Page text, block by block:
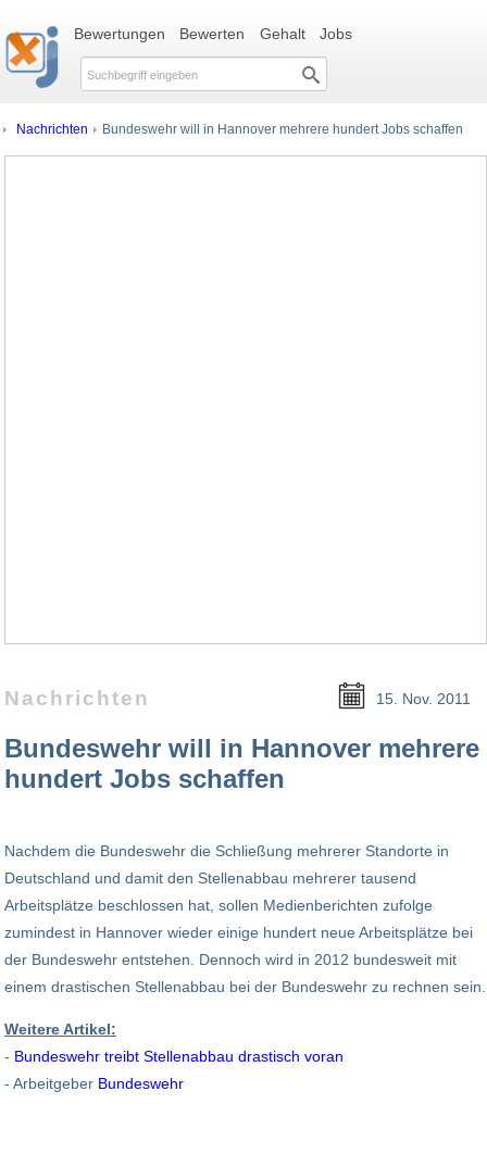
Bewertungen Bewerten Gehalt Jobs
Nachrichten Bundeswehr will in Hannover mehrere hundert Jobs schaffen
Nachrichten 15. Nov. 2011
Bundeswehr will in Hannover mehrere
hundert Jobs schaffen
Nachdem die Bundeswehr die Schließung mehrerer Standorte in
Deutschland und damit den Stellenabbau mehrerer tausend
Arbeitsplätze beschlossen hat, sollen Medienberichten zufolge
zumindest in Hannover wieder einige hundert neue Arbeitsplätze bei
der Bundeswehr entstehen. Dennoch wird in 2012 bundesweit mit
einem drastischen Stellenabbau bei der Bundeswehr zu rechnen sein.
Weitere Artikel:
- Bundeswehr treibt Stellenabbau drastisch voran
- Arbeitgeber Bundeswehr